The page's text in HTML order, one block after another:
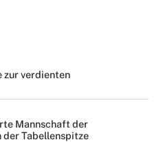
zur verdienten
Mannschaft der
der Tabellenspitze